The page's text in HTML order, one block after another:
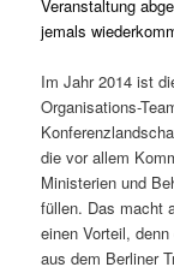
Veranstaltung
jemals
Im Jahr 2014 ist
Organisations-
die vor allem
Ministerien und
füllen. Das macht
einen Vorteil,
aus dem Berliner